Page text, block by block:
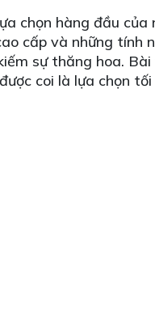
chọn hàng đầu của
cấp và những tính
sự thăng hoa.
coi là lựa chọn tối